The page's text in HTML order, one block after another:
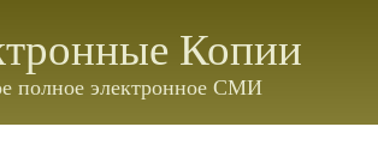
Копии
полное электронное СМИ